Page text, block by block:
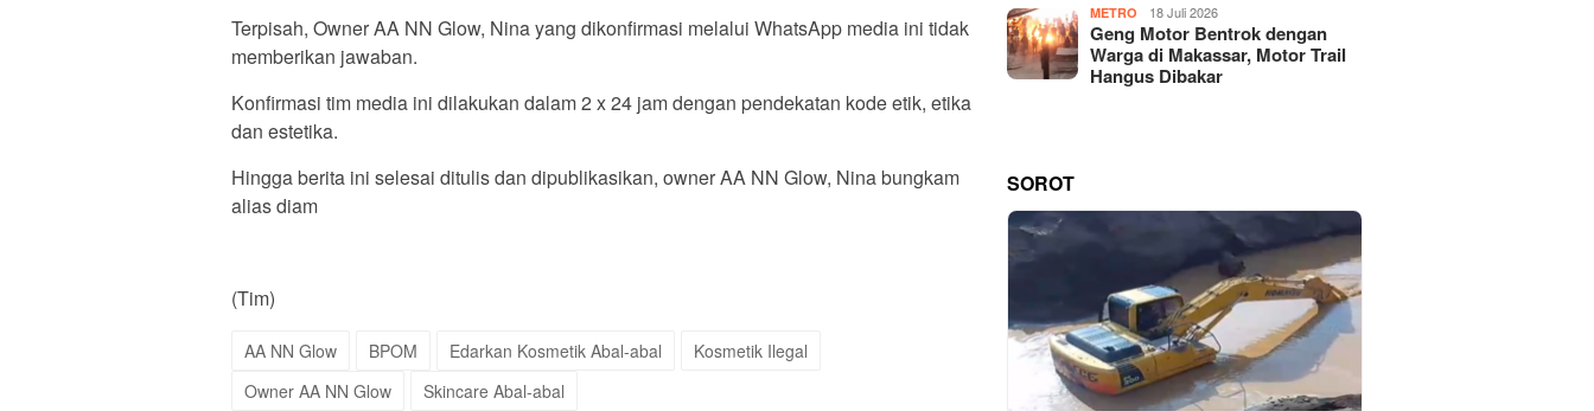
Terpisah, Owner AA NN Glow, Nina yang dikonfirmasi melalui WhatsApp media ini tidak
memberikan jawaban.
Konfirmasi tim media ini dilakukan dalam 2 x 24 jam dengan pendekatan kode etik, etika
dan estetika.
Hingga berita ini selesai ditulis dan dipublikasikan, owner AA NN Glow, Nina bungkam
alias diam
(Tim)
AA NN Glow BPOM Edarkan Kosmetik Abal-abal
Kosmetik Ilegal
Owner AA NN Glow
Skincare Abal-abal
METRO 18 Juli 2026
Geng Motor Bentrok dengan
Warga di Makassar, Motor Trail
Hangus Dibakar
SOROT